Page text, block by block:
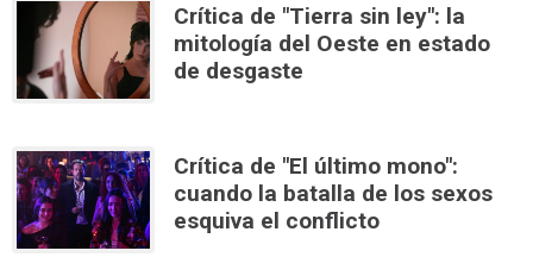
Crítica de "Tierra sin ley": la
mitología del Oeste en estado
de desgaste
Crítica de "El último mono":
cuando la batalla de los sexos
esquiva el conflicto